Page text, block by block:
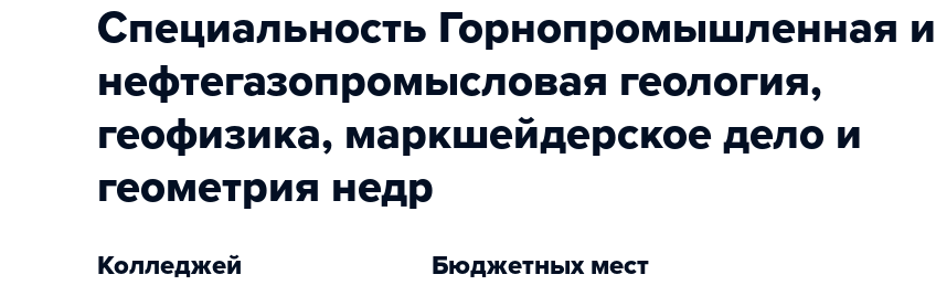
Специальность Горнопромышленная и
нефтегазопромысловая геология,
геофизика, маркшейдерское дело и
геометрия недр
Колледжей Бюджетных мест